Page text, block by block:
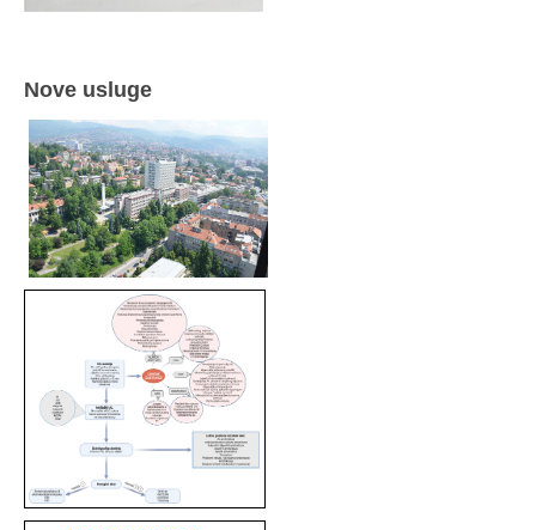
Nove usluge